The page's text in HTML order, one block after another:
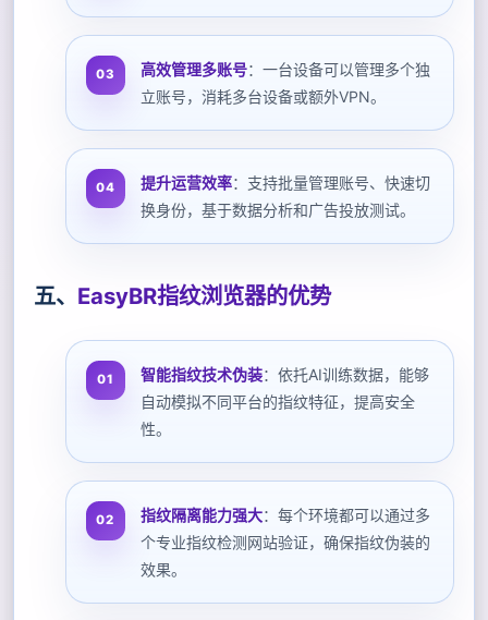
高效管理多账号：一台设备可以管理多个独
立账号，消耗多台设备或额外VPN。
提升运营效率：支持批量管理账号、快速切
换身份，基于数据分析和广告投放测试。
五、 EasyBR指纹浏览器的优势
智能指纹技术伪装：依托AI训练数据，能够
自动模拟不同平台的指纹特征，提高安全
性。
指纹隔离能力强大：每个环境都可以通过多
个专业指纹检测网站验证，确保指纹伪装的
效果。